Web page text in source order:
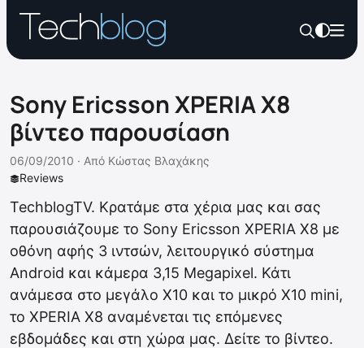
Sony Ericsson XPERIA X8
βίντεο παρουσίαση
Reviews
06/09/2010 · Από Κώστας Βλαχάκης
TechblogTV. Κρατάμε στα χέρια μας και σας
παρουσιάζουμε το Sony Ericsson XPERIA X8 με
οθόνη αφής 3 ιντσών, λειτουργικό σύστημα
Android και κάμερα 3,15 Megapixel. Κάτι
ανάμεσα στο μεγάλο X10 και το μικρό X10 mini,
το XPERIA X8 αναμένεται τις επόμενες
εβδομάδες και στη χώρα μας. Δείτε το βίντεο.